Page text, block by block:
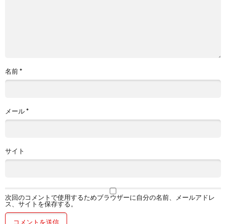
名前*
メール*
サイト
次回のコメントで使用するためブラウザーに自分の名前、メールアドレ
ス、サイトを保存する。